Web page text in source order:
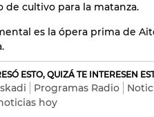
de cultivo para la matanza.
es la ópera prima de
ESTO, QUIZÁ TE INTERESEN
Programas Radio
hoy